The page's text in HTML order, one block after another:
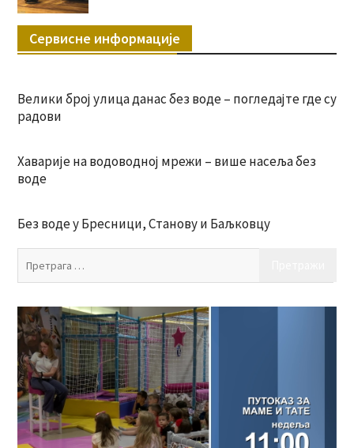
Сервисне информације
Велики број улица данас без воде – погледајте где су
радови
Хаварије на водоводној мрежи – више насеља без
воде
Без воде у Бресници, Станову и Баљковцу